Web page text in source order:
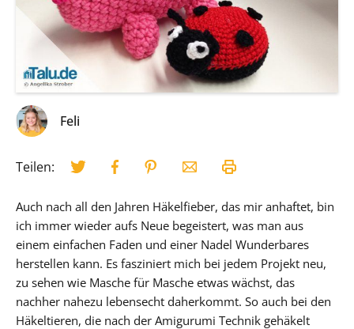
Feli
Teilen:
Auch nach all den Jahren Häkelfieber, das mir anhaftet, bin
ich immer wieder aufs Neue begeistert, was man aus
einem einfachen Faden und einer Nadel Wunderbares
herstellen kann. Es fasziniert mich bei jedem Projekt neu,
zu sehen wie Masche für Masche etwas wächst, das
nachher nahezu lebensecht daherkommt. So auch bei den
Häkeltieren, die nach der Amigurumi Technik gehäkelt